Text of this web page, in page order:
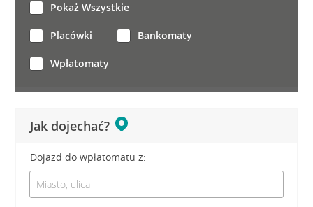
Jak dojechać?
Dojazd do wpłatomatu z:
Pokaż Wszystkie
Placówki Bankomaty
Wpłatomaty